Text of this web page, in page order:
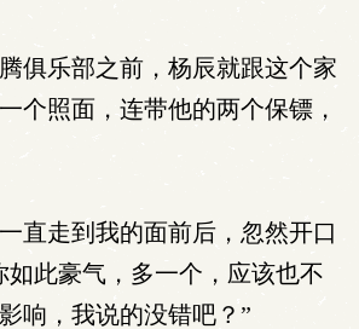
俱乐部之前，杨辰就跟这个家
个照面，连带他的两个保镖，
直走到我的面前后，忽然开口
如此豪气，多一个，应该也不
响，我说的没错吧？”